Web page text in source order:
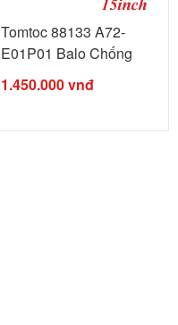
Tomtoc 88133 A72-
E01P01 Balo Chống
trộm ...
1.450.000vnđ